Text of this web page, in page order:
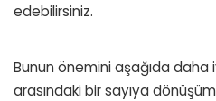
edebilirsiniz.
Bunun önemini aşağıda daha
arasındaki bir sayıya